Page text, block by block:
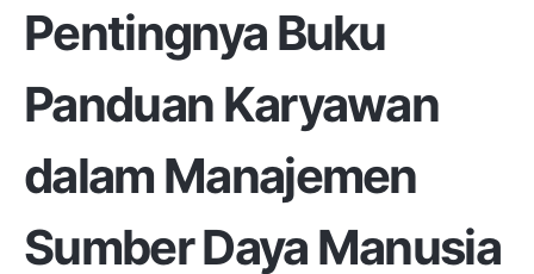
Pentingnya Buku
Panduan Karyawan
dalam Manajemen
Sumber Daya Manusia